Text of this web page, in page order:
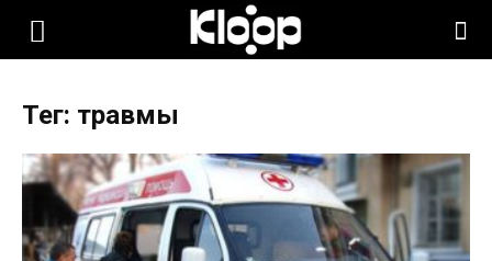
KLOOP.KG
Новости
Тег: травмы